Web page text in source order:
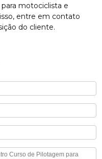
motociclista e
entre em contato
do cliente.